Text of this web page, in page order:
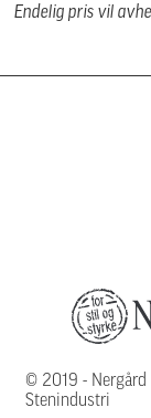
Endelig pris vil
© 2019 - Nergård
Stenindustri